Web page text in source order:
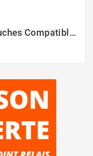
Pack 12 Cartouches Compatible EPSON 603XL